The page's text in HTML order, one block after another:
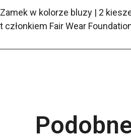
w kolorze bluzy | 2
Fair Wear